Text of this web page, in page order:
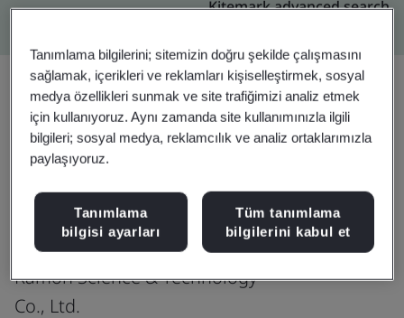
Kitemark advanced search
Paylaşın:
ISO 45001:2018
Ramon Science & Technology
Co., Ltd.
Tanımlama bilgilerini; sitemizin doğru şekilde çalışmasını
sağlamak, içerikleri ve reklamları kişiselleştirmek, sosyal
medya özellikleri sunmak ve site trafiğimizi analiz etmek
için kullanıyoruz. Aynı zamanda site kullanımınızla ilgili
bilgileri; sosyal medya, reklamcılık ve analiz ortaklarımızla
paylaşıyoruz.
Tanımlama
bilgisi ayarları
Tüm tanımlama
bilgilerini kabul et